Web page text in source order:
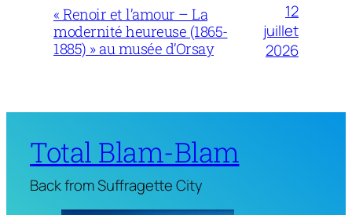
« Renoir et l’amour – La
modernité heureuse (1865-
1885) » au musée d’Orsay
12
juillet
2026
Total Blam-Blam
Back from Suffragette City